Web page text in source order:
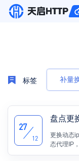
标签 补量
27
12
盘点更
更换动态
态代理IP
络投票、